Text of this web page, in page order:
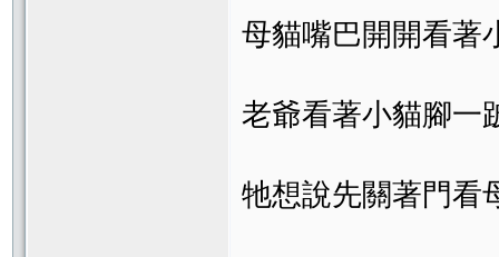
母貓嘴巴開開看著
老爺看著小貓腳一
牠想說先關著門看